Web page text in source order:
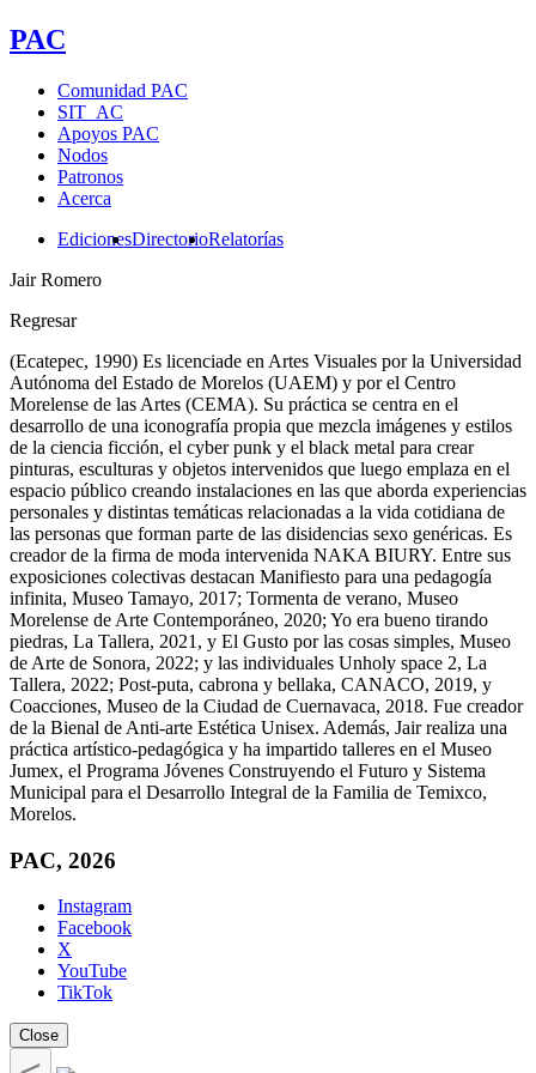
PAC
Comunidad PAC
SIT_AC
Apoyos PAC
Nodos
Patronos
Acerca
EdicionesDirectorioRelatorías
Jair Romero
Regresar
(Ecatepec, 1990) Es licenciade en Artes Visuales por la Universidad
Autónoma del Estado de Morelos (UAEM) y por el Centro
Morelense de las Artes (CEMA). Su práctica se centra en el
desarrollo de una iconografía propia que mezcla imágenes y estilos
de la ciencia ficción, el cyber punk y el black metal para crear
pinturas, esculturas y objetos intervenidos que luego emplaza en el
espacio público creando instalaciones en las que aborda experiencias
personales y distintas temáticas relacionadas a la vida cotidiana de
las personas que forman parte de las disidencias sexo genéricas. Es
creador de la firma de moda intervenida NAKA BIURY. Entre sus
exposiciones colectivas destacan Manifiesto para una pedagogía
infinita, Museo Tamayo, 2017; Tormenta de verano, Museo
Morelense de Arte Contemporáneo, 2020; Yo era bueno tirando
piedras, La Tallera, 2021, y El Gusto por las cosas simples, Museo
de Arte de Sonora, 2022; y las individuales Unholy space 2, La
Tallera, 2022; Post-puta, cabrona y bellaka, CANACO, 2019, y
Coacciones, Museo de la Ciudad de Cuernavaca, 2018. Fue creador
de la Bienal de Anti-arte Estética Unisex. Además, Jair realiza una
práctica artístico-pedagógica y ha impartido talleres en el Museo
Jumex, el Programa Jóvenes Construyendo el Futuro y Sistema
Municipal para el Desarrollo Integral de la Familia de Temixco,
Morelos.
PAC, 2026
Instagram
Facebook
X
YouTube
TikTok
Close